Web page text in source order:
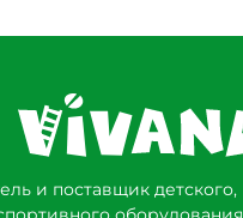
и поставщик детского,